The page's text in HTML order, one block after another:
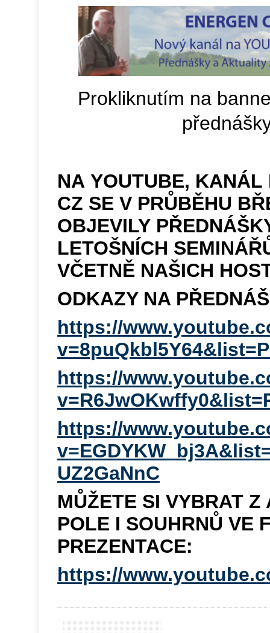
Prokliknutím na
NA YOUTUBE, KANÁL
CZ SE V PRŮBĚHU
OBJEVILY
LETOŠNÍCH
VČETNĚ NAŠICH
ODKAZY NA
https://
https://
https://
UZ2GaNnC
MŮŽETE SI VYBRAT
POLE I SOUHRNŮ VE
PREZENTACE:
https://